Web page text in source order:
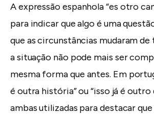
A expressão espanhola “es otro
para indicar que algo é uma
que as circunstâncias mudaram de
a situação não pode mais ser
mesma forma que antes. Em
é outra história” ou “isso já é outro
ambas utilizadas para destacar